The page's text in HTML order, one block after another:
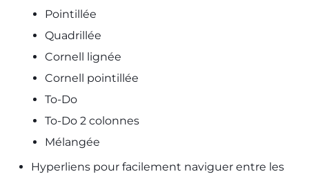
Pointillée
Quadrillée
Cornell lignée
Cornell pointillée
To-Do
To-Do 2 colonnes
Mélangée
Hyperliens pour facilement naviguer entre les